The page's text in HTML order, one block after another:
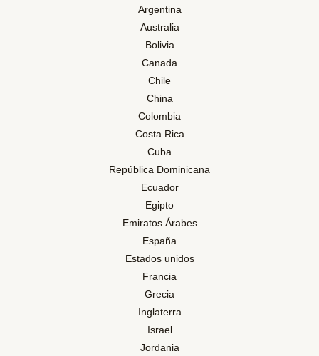
Argentina
Australia
Bolivia
Canada
Chile
China
Colombia
Costa Rica
Cuba
República Dominicana
Ecuador
Egipto
Emiratos Árabes
España
Estados unidos
Francia
Grecia
Inglaterra
Israel
Jordania